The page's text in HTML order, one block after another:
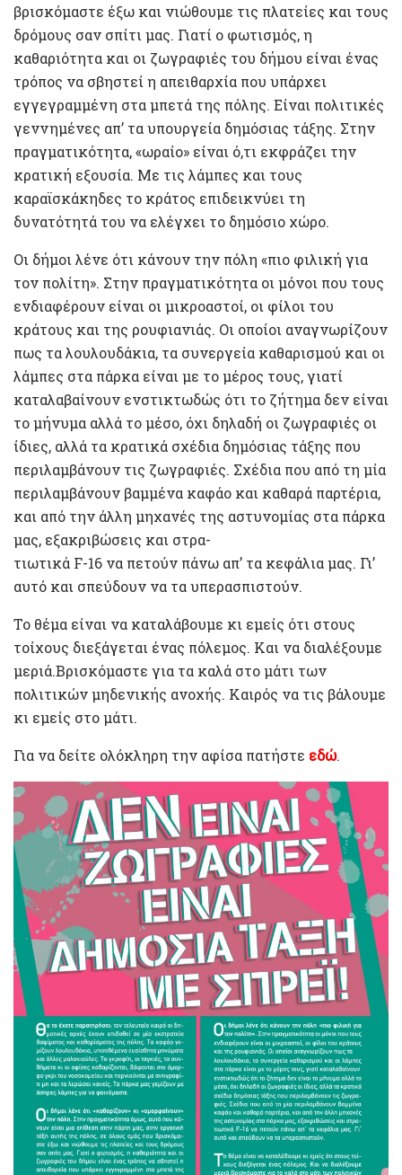
βρισκόμαστε έξω και νιώθουμε τις πλατείες και τους
δρόμους σαν σπίτι μας. Γιατί ο φωτισμός, η
καθαριότητα και οι ζωγραφιές του δήμου είναι ένας
τρόπος να σβηστεί η απειθαρχία που υπάρχει
εγγεγραμμένη στα μπετά της πόλης. Είναι πολιτικές
γεννημένες απ’ τα υπουργεία δημόσιας τάξης. Στην
πραγματικότητα, «ωραίο» είναι ό,τι εκφράζει την
κρατική εξουσία. Με τις λάμπες και τους
καραϊσκάκηδες το κράτος επιδεικνύει τη
δυνατότητά του να ελέγχει το δημόσιο χώρο.
Οι δήμοι λένε ότι κάνουν την πόλη «πιο φιλική για
τον πολίτη». Στην πραγματικότητα οι μόνοι που τους
ενδιαφέρουν είναι οι μικροαστοί, οι φίλοι του
κράτους και της ρουφιανιάς. Οι οποίοι αναγνωρίζουν
πως τα λουλουδάκια, τα συνεργεία καθαρισμού και οι
λάμπες στα πάρκα είναι με το μέρος τους, γιατί
καταλαβαίνουν ενστικτωδώς ότι το ζήτημα δεν είναι
το μήνυμα αλλά το μέσο, όχι δηλαδή οι ζωγραφιές οι
ίδιες, αλλά τα κρατικά σχέδια δημόσιας τάξης που
περιλαμβάνουν τις ζωγραφιές. Σχέδια που από τη μία
περιλαμβάνουν βαμμένα καφάο και καθαρά παρτέρια,
και από την άλλη μηχανές της αστυνομίας στα πάρκα
μας, εξακριβώσεις και στρα-
τιωτικά F-16 να πετούν πάνω απ’ τα κεφάλια μας. Γι’
αυτό και σπεύδουν να τα υπερασπιστούν.
Το θέμα είναι να καταλάβουμε κι εμείς ότι στους
τοίχους διεξάγεται ένας πόλεμος. Και να διαλέξουμε
μεριά.Βρισκόμαστε για τα καλά στο μάτι των
πολιτικών μηδενικής ανοχής. Καιρός να τις βάλουμε
κι εμείς στο μάτι.
Για να δείτε ολόκληρη την αφίσα πατήστε εδώ.